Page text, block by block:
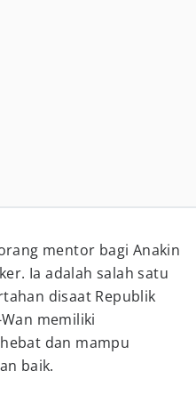
mentor bagi Anakin
Ia adalah salah satu
disaat Republik
memiliki
dan mampu
baik.